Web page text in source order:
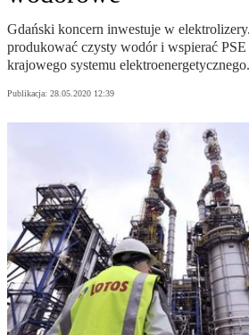
Gdański koncern inwestuje w
produkować czysty wodór i wspierać
krajowego systemu elektroenergetycznego.
Publikacja: 28.05.2020 12:39